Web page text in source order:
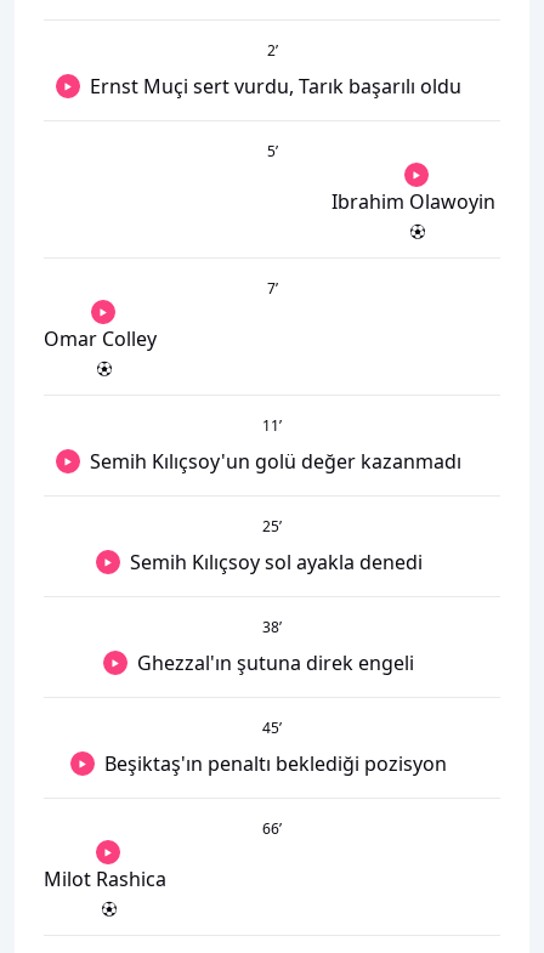
2’
Ernst Muçi sert vurdu, Tarık başarılı oldu
5’
Ibrahim Olawoyin
7’
Omar Colley
11’
Semih Kılıçsoy'un golü değer kazanmadı
25’
Semih Kılıçsoy sol ayakla denedi
38’
Ghezzal'ın şutuna direk engeli
45’
Beşiktaş'ın penaltı beklediği pozisyon
66’
Milot Rashica